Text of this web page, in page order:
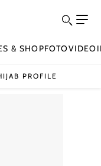
& SHOPFOTOVIDEO
PROFILE